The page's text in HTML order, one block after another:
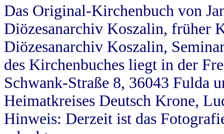
Das Original-Kirchenbuch von
Diözesanarchiv Koszalin, früher
Diözesanarchiv Koszalin,
des Kirchenbuches liegt in der
Schwank-Straße 8, 36043 Fulda
Heimatkreises Deutsch Krone,
Hinweis: Derzeit ist das